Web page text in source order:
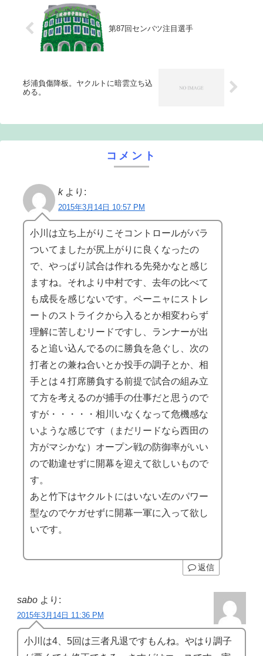
第87回センバツ注目選手
杉浦負傷降板。ヤクルトに暗雲立ち込
める。
コメント
k より:
2015年3月14日 10:57 PM
小川は立ち上がりこそコントロールがバラ
ついてましたが尻上がりに良くなったの
で、やっぱり試合は作れる先発かなと感じ
ますね。それより中村です、去年の比べて
も成長を感じないです。ペーニャにストレ
ートのストライクから入るとか相変わらず
理解に苦しむリードですし、ランナーが出
ると追い込んでるのに勝負を急ぐし、次の
打者との兼ね合いとか投手の調子とか、相
手とは４打席勝負する前提で試合の組み立
て方を考えるのが捕手の仕事だと思うので
すが・・・・・相川いなくなって危機感な
いような感じです（まだリードなら西田の
方がマシかな）オープン戦の防御率がいい
ので勘違せずに開幕を迎えて欲しいもので
す。
あと竹下はヤクルトにはいない左のパワー
型なのでケガせずに開幕一軍に入って欲し
いです。
返信
sabo より:
2015年3月14日 11:36 PM
小川は4、5回は三者凡退ですもんね。やはり調子